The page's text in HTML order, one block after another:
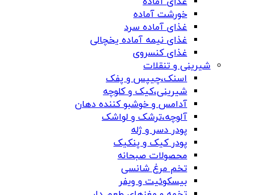
خورشت آماده
غذای آماده سرد
غذای نیمه آماده یخچالی
غذای کنسروی
شیرینی و تنقلات
اسنک،چیپس و پفک
شیرینی،کیک و کلوچه
آدامس و خوشبو کننده دهان
آلوچه،ترشک و لواشک
پودر دسر و ژله
پودر کیک و پنکیک
محصولات صبحانه
تخم مرغ شانسی
بیسکوئیت و ویفر